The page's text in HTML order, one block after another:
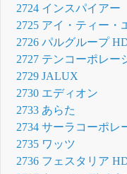
2724 インスパイアー
2725 アイ・ティー・
2726 パルグループ
2727 テンコーポレー
2729 JALUX
2730 エディオン
2733 あらた
2734 サーラコーポレ
2735 ワッツ
2736 フェスタリア